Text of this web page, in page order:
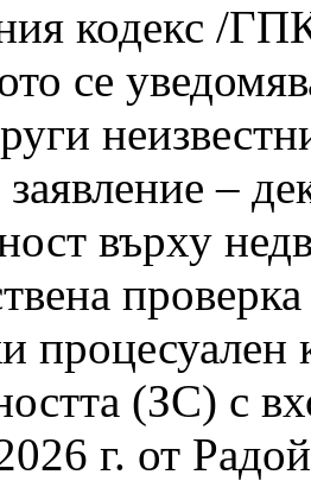
кодекс /
се
–
върху
(ЗС) с
г. от